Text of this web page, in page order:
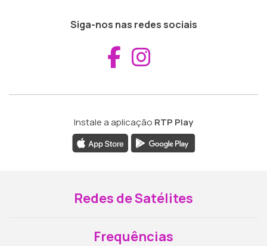
Siga-nos nas redes sociais
Aceder ao
Instale a aplicação RTP Play
Redes de Satélites
Frequências